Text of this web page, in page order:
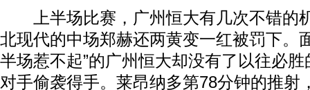
上半场比赛，广州恒大有几次不错的
北现代的中场郑赫还两黄变一红被罚下。
半场惹不起”的广州恒大却没有了以往必
对手偷袭得手。莱昂纳多第78分钟的推射